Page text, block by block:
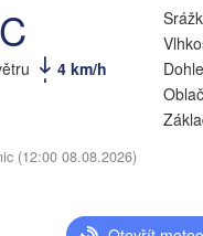
4 km/h
(12:00 08.08.2026)
Мазыр
(Mazyr)